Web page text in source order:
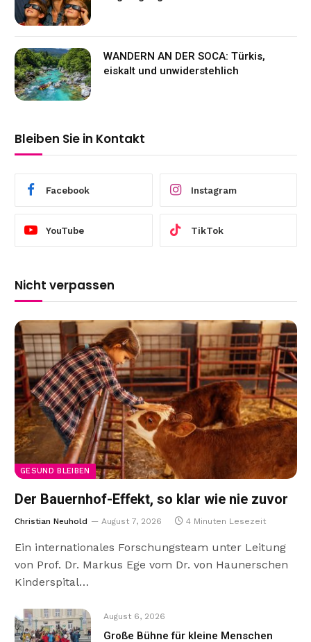
WANDERN AN DER SOCA: Türkis,
eiskalt und unwiderstehlich
Bleiben Sie in Kontakt
Facebook Instagram
YouTube TikTok
Nicht verpassen
GESUND BLEIBEN
Der Bauernhof-Effekt, so klar wie nie zuvor
Christian Neuhold August 7, 2026 4 Minuten Lesezeit
Ein internationales Forschungsteam unter Leitung
von Prof. Dr. Markus Ege vom Dr. von Haunerschen
Kinderspital…
August 6, 2026
Große Bühne für kleine Menschen